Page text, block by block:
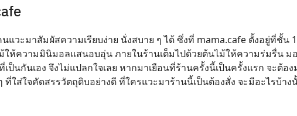
วะมาสัมผัสความเรียบง่าย นั่งสบาย ๆ ได้ ซึ่งที่ mama.cafe ตั้งอยู่ที่ชั้น
ให้ความมินิมอลแสนอบอุ่น ภายในร้านเต็มไปด้วยต้นไม้ให้ความร่มรื่น ม
ป็นกันเอง จึงไม่แปลกใจเลย หากมาเยือนที่ร้านครั้งนี้เป็นครั้งแรก จะต้อ
ใส่ใจคัดสรรวัตถุดิบอย่างดี ที่ใครแวะมาร้านนี้เป็นต้องสั่ง จะมีอะไรบ้า